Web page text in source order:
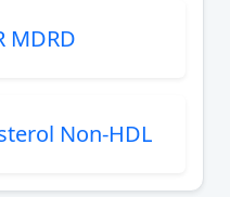
MDRD
Non-HDL